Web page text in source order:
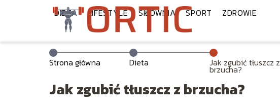
DIETA LIFESTYLE SIŁOWNIA SPORT ZDROWIE
Strona główna Dieta Jak zgubić tłuszcz z
brzucha?
Jak zgubić tłuszcz z brzucha?